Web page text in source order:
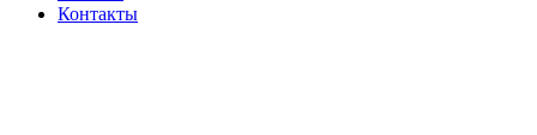
Контакты